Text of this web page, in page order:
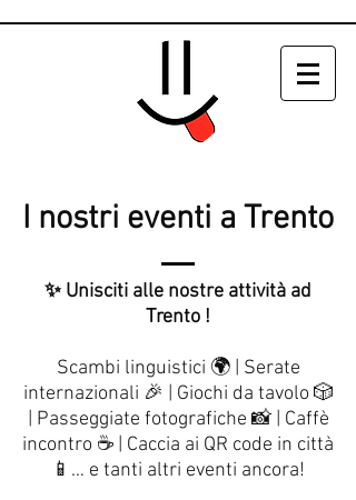
I nostri eventi a Trento
✨ Unisciti alle nostre attività ad
Trento !
Scambi linguistici 🌍 | Serate
internazionali 🎉 | Giochi da tavolo 🎲
| Passeggiate fotografiche 📸 | Caffè
incontro ☕ | Caccia ai QR code in città
📱… e tanti altri eventi ancora!